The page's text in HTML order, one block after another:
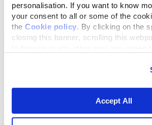
personalisation. If you want to know
your consent to all or some of the
the Cookie policy. By clicking on the
closing this banner, scrolling this
Accept All
Lijst Kaart